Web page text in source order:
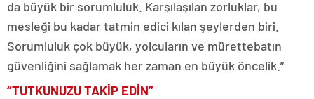
da büyük bir sorumluluk. Karşılaşılan zorluklar, bu
mesleği bu kadar tatmin edici kılan şeylerden biri.
Sorumluluk çok büyük, yolcuların ve mürettebatın
güvenliğini sağlamak her zaman en büyük öncelik.”
“TUTKUNUZU TAKİP EDİN”